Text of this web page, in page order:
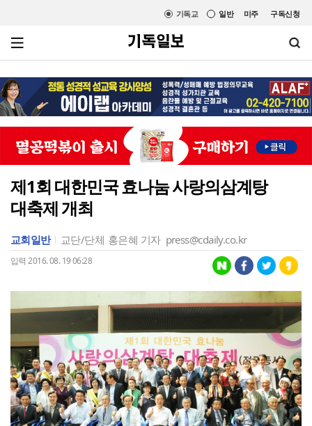
미주 구독신청
일반
기독교
제1회 대한민국 효나눔 사랑의삼계탕
대축제 개최
교회일반 교단/단체 홍은혜 기자 press@cdaily.co.kr
입력 2016. 08. 19 06:28